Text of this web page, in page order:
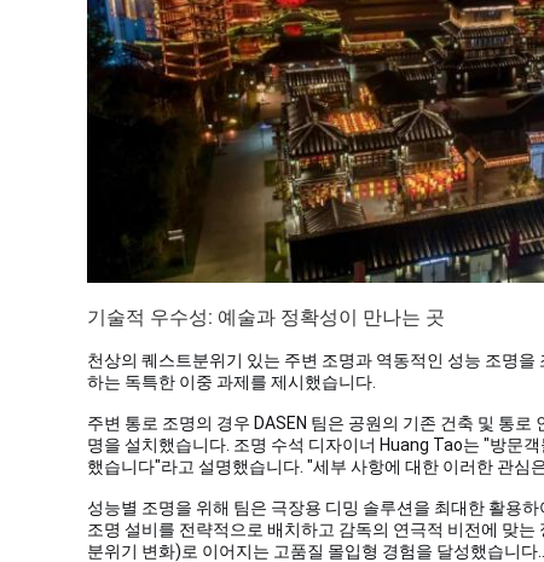
기술적 우수성: 예술과 정확성이 만나는 곳
천상의 퀘스트분위기 있는 주변 조명과 역동적인 성능 조명
하는 독특한 이중 과제를 제시했습니다.
주변 통로 조명의 경우 DASEN 팀은 공원의 기존 건축 및 통
명을 설치했습니다. 조명 수석 디자이너 Huang Tao는 "방문
했습니다"라고 설명했습니다. "세부 사항에 대한 이러한 관심
성능별 조명을 위해 팀은 극장용 디밍 솔루션을 최대한 활용
조명 설비를 전략적으로 배치하고 감독의 연극적 비전에 맞
분위기 변화)로 이어지는 고품질 몰입형 경험을 달성했습니다.